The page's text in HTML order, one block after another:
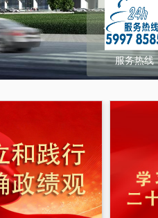
服务热线